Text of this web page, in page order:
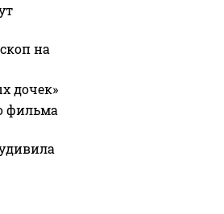
на
дочек»
фильма